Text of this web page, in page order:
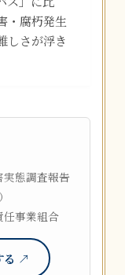
・腐朽発生
しさが浮き
実態調査報告
任事業組合
る ↗